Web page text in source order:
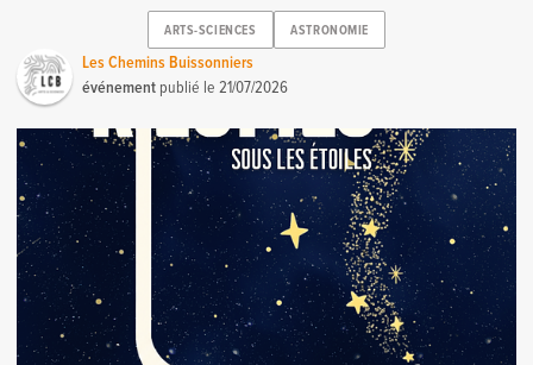
ARTS-SCIENCES ASTRONOMIE
Les Chemins Buissonniers
événement publié le21/07/2026